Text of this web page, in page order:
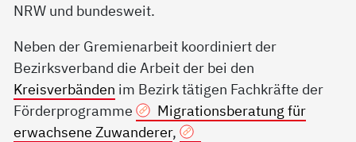
NRW und bundesweit.
Neben der Gremienarbeit koordiniert der
Bezirksverband die Arbeit der bei den
Kreisverbänden im Bezirk tätigen Fachkräfte der
Förderprogramme
Migrationsberatung für
erwachsene Zuwanderer,